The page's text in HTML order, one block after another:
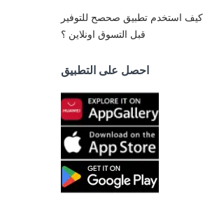
كيف استخدم تطبيق صحصح للتوفير
قبل التسوق اونلاين ؟
احصل على التطبيق